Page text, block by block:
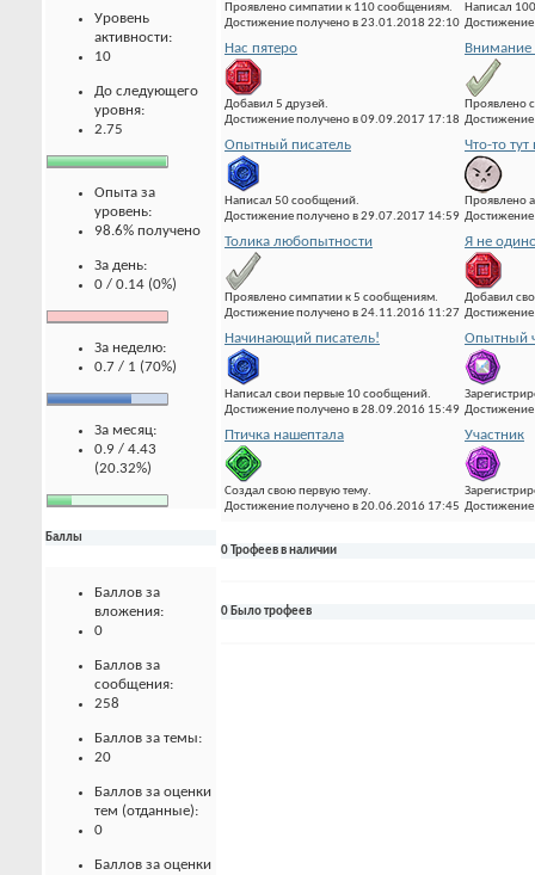
Уровень
активности:
10
До следующего
уровня:
2.75
Опыта за
уровень:
98.6% получено
За день:
0 / 0.14 (0%)
За неделю:
0.7 / 1 (70%)
За месяц:
0.9 / 4.43
(20.32%)
Баллы
Баллов за
вложения:
0
Баллов за
сообщения:
258
Баллов за темы:
20
Баллов за оценки
тем (отданные):
0
Баллов за оценки
Проявлено симпатии к 110 сообщениям.
Достижение получено в 23.01.2018 22:10
Написал
Нас пятеро
Добавил 5 друзей.
Достижение получено в 09.09.2017 17:18
Внимание
Проявлено
Опытный писатель
Написал 50 сообщений.
Достижение получено в 29.07.2017 14:59
Что-то тут
Проявлено
Толика любопытности
Проявлено симпатии к 5 сообщениям.
Достижение получено в 24.11.2016 11:27
Я не
Добавил
Начинающий писатель!
Написал свои первые 10 сообщений.
Достижение получено в 28.09.2016 15:49
Опытный
Птичка нашептала
Создал свою первую тему.
Достижение получено в 20.06.2016 17:45
Участник
0 Трофеев в наличии
0 Было трофеев